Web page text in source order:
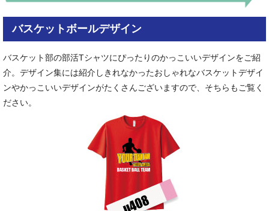
バスケットボールデザイン
バスケット部の部活Tシャツにぴったりのかっこいいデザインをご紹
介。デザイン集には紹介しきれなかったおしゃれなバスケットデザイ
ンやかっこいいデザインがたくさんございますので、そちらもご覧く
ださい。